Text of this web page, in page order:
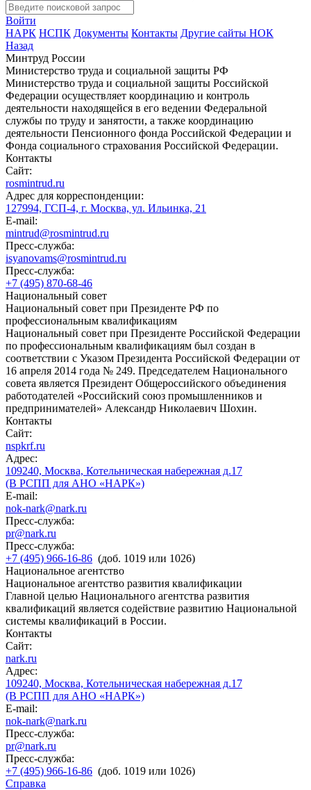
Войти
НАРК НСПК Документы Контакты Другие сайты НОК
Назад
Минтруд России
Министерство труда и социальной защиты РФ
Министерство труда и социальной защиты Российской
Федерации осуществляет координацию и контроль
деятельности находящейся в его ведении Федеральной
службы по труду и занятости, а также координацию
деятельности Пенсионного фонда Российской Федерации и
Фонда социального страхования Российской Федерации.
Контакты
Сайт:
rosmintrud.ru
Адрес для корреспонденции:
127994, ГСП-4, г. Москва, ул. Ильинка, 21
E-mail:
mintrud@rosmintrud.ru
Пресс-служба:
isyanovams@rosmintrud.ru
Пресс-служба:
+7 (495) 870-68-46
Национальный совет
Национальный совет при Президенте РФ по
профессиональным квалификациям
Национальный совет при Президенте Российской Федерации
по профессиональным квалификациям был создан в
соответствии с Указом Президента Российской Федерации от
16 апреля 2014 года № 249. Председателем Национального
совета является Президент Общероссийского объединения
работодателей «Российский союз промышленников и
предпринимателей» Александр Николаевич Шохин.
Контакты
Сайт:
nspkrf.ru
Адрес:
109240, Москва, Котельническая набережная д.17
(В РСПП для АНО «НАРК»)
E-mail:
nok-nark@nark.ru
Пресс-служба:
pr@nark.ru
Пресс-служба:
+7 (495) 966-16-86 (доб. 1019 или 1026)
Национальное агентство
Национальное агентство развития квалификации
Главной целью Национального агентства развития
квалификаций является содействие развитию Национальной
системы квалификаций в России.
Контакты
Сайт:
nark.ru
Адрес:
109240, Москва, Котельническая набережная д.17
(В РСПП для АНО «НАРК»)
E-mail:
nok-nark@nark.ru
Пресс-служба:
pr@nark.ru
Пресс-служба:
+7 (495) 966-16-86 (доб. 1019 или 1026)
Справка